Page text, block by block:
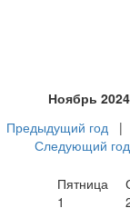
Ноябрь 2024
Предыдущий год |
Следующий год
Пятница
1